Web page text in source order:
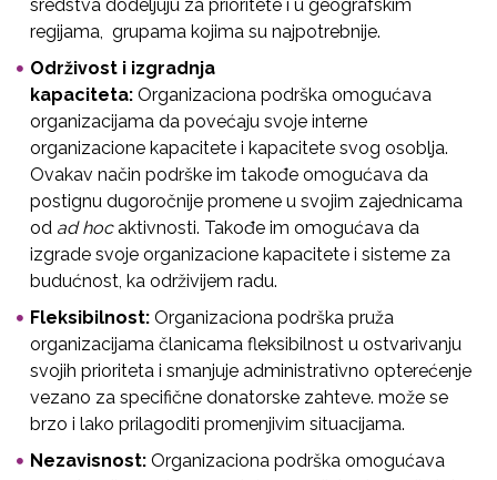
sredstva dodeljuju za prioritete i u geografskim
regijama, grupama kojima su najpotrebnije.
Održivost i izgradnja
kapaciteta: Organizaciona podrška omogućava
organizacijama da povećaju svoje interne
organizacione kapacitete i kapacitete svog osoblja.
Ovakav način podrške im takođe omogućava da
postignu dugoročnije promene u svojim zajednicama
od ad hocaktivnosti. Takođe im omogućava da
izgrade svoje organizacione kapacitete i sisteme za
budućnost, ka održivijem radu.
Fleksibilnost: Organizaciona podrška pruža
organizacijama članicama fleksibilnost u ostvarivanju
svojih prioriteta i smanjuje administrativno opterećenje
vezano za specifične donatorske zahteve. može se
brzo i lako prilagoditi promenjivim situacijama.
Nezavisnost: Organizaciona podrška omogućava